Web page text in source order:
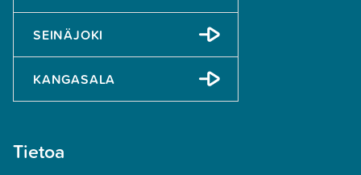
SEINÄJOKI
KANGASALA
Tietoa